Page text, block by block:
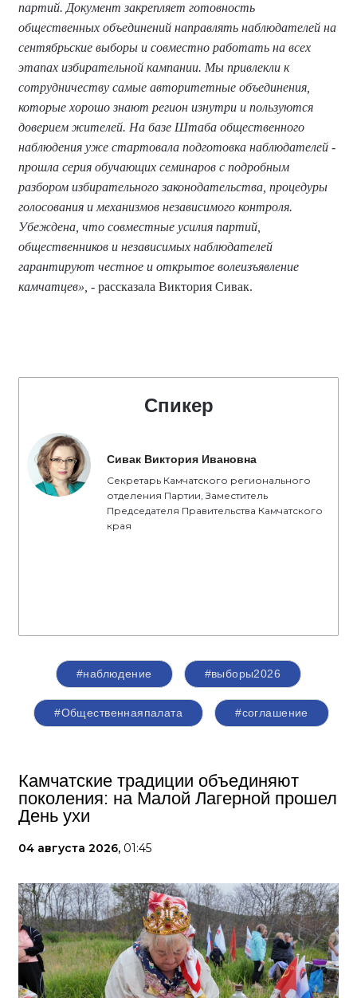
партий. Документ закрепляет готовность
общественных объединений направлять наблюдателей на
сентябрьские выборы и совместно работать на всех
этапах избирательной кампании. Мы привлекли к
сотрудничеству самые авторитетные объединения,
которые хорошо знают регион изнутри и пользуются
доверием жителей. На базе Штаба общественного
наблюдения уже стартовала подготовка наблюдателей -
прошла серия обучающих семинаров с подробным
разбором избирательного законодательства, процедуры
голосования и механизмов независимого контроля.
Убеждена, что совместные усилия партий,
общественников и независимых наблюдателей
гарантируют честное и открытое волеизъявление
камчатцев», - рассказала Виктория Сивак.
Спикер
Сивак Виктория Ивановна
Секретарь Камчатского регионального
отделения Партии, Заместитель
Председателя Правительства Камчатского
края
#наблюдение #выборы2026
#Общественнаяпалата #соглашение
Камчатские традиции объединяют
поколения: на Малой Лагерной прошел
День ухи
04 августа 2026, 01:45